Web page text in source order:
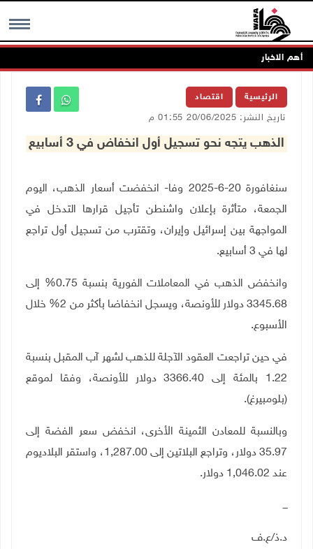
MENU أهم الاخبار
الرئيسية اقتصاد
تاريخ النشر: 20/06/2025 01:55 م
الذهب يتجه نحو تسجيل أول انخفاض في 3 أسابيع
سنغافورة 20-6-2025 وفا- انخفضت أسعار الذهب، اليوم
الجمعة، متأثرة بإعلان واشنطن تأجيل قرارها التدخل في
المواجهة بين إسرائيل وإيران، وتقترب من تسجيل أول تراجع
لها في 3 أسابيع
.
وانخفض الذهب في المعاملات الفورية بنسبة 0.75% إلى
3345.68 دولار للأونصة، ويسجل انخفاضا بأكثر من 2% خلال
الأسبوع.
في حين تراجعت العقود الآجلة للذهب لشهر آب المقبل بنسبة
1.22 بالمئة إلى 3366.40 دولار للأونصة، وفقا لموقع
(بلومبيرغ).
وبالنسبة للمعادن الثمينة الأخرى، انخفض سعر الفضة إلى
35.97 دولار، وتراجع البلاتين إلى 1,287.00، واستقر البلاديوم
عند 1,046.02 دولار
.
ـــ
د.ذ/ع.ف